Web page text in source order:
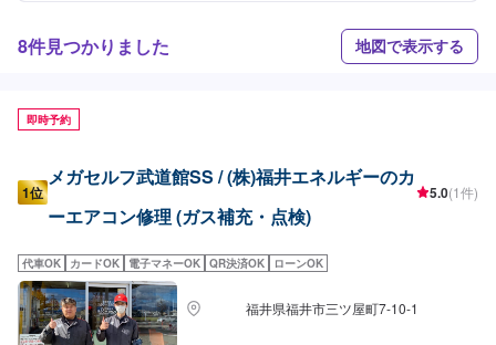
8件見つかりました 地図で表示する
即時予約
1位
メガセルフ武道館SS / (株)福井エネルギーのカ
ーエアコン修理 (ガス補充・点検)
5.0(1件)
代車OK カードOK 電子マネーOK QR決済OK ローンOK
福井県福井市三ツ屋町7-10-1